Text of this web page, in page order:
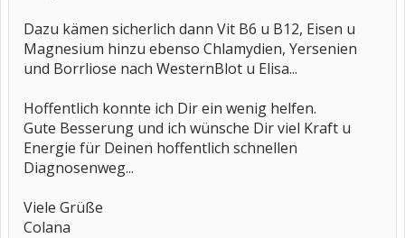
Dazu kämen sicherlich dann Vit B6 u B12, Eisen u
Magnesium hinzu ebenso Chlamydien, Yersenien
und Borrliose nach WesternBlot u Elisa...
Hoffentlich konnte ich Dir ein wenig helfen.
Gute Besserung und ich wünsche Dir viel Kraft u
Energie für Deinen hoffentlich schnellen
Diagnosenweg...
Viele Grüße
Colana